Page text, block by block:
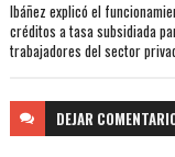
Ibáñez explicó el
créditos a tasa subsidiada
trabajadores del sector
DEJAR